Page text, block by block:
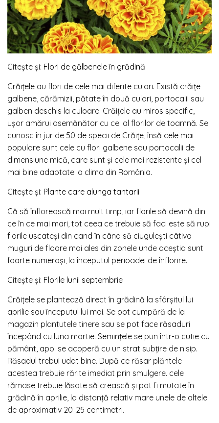
Citește și: Flori de gălbenele în grădină
Crăițele au flori de cele mai diferite culori. Există crăițe
galbene, cărămizii, pătate în două culori, portocalii sau
galben deschis la culoare. Crăițele au miros specific,
ușor amărui asemănător cu cel al florilor de toamnă. Se
cunosc în jur de 50 de specii de Crăițe, însă cele mai
populare sunt cele cu flori galbene sau portocalii de
dimensiune mică, care sunt și cele mai rezistente și cel
mai bine adaptate la clima din România.
Citește și: Plante care alunga tantarii
Că să înflorească mai mult timp, iar florile să devină din
ce în ce mai mari, tot ceea ce trebuie să faci este să rupi
florile uscateși din cand în când să ciugulești câtiva
muguri de floare mai ales din zonele unde aceștia sunt
foarte numeroși, la începutul perioadei de înflorire.
Citește și: Florile lunii septembrie
Crăițele se plantează direct în grădină la sfârșitul lui
aprilie sau începutul lui mai. Se pot cumpără de la
magazin plantutele tinere sau se pot face răsaduri
începând cu luna martie. Semințele se pun într-o cutie cu
pământ, apoi se acoperă cu un strat subțire de nisip.
Răsadul trebui udat bine. După ce răsar plăntele
acestea trebuie rărite imediat prin smulgere. cele
rămase trebuie lăsate să crească și pot fi mutate în
grădină în aprilie, la distanță relativ mare unele de altele
de aproximativ 20-25 centimetri.